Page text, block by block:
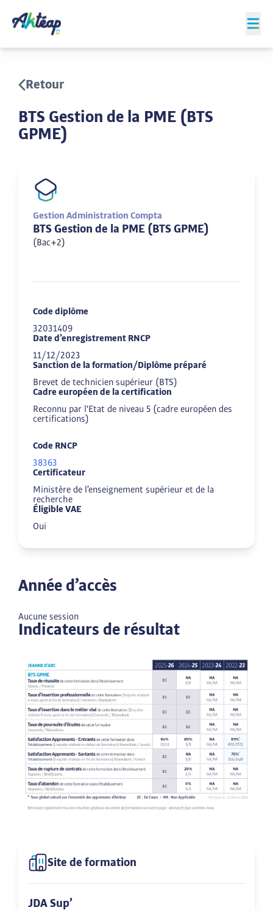
Retour
BTS Gestion de la PME (BTS
GPME)
Gestion Administration Compta
BTS Gestion de la PME (BTS GPME)
(Bac+2)
Code diplôme
32031409
Date d’enregistrement RNCP
11/12/2023
Sanction de la formation/Diplôme préparé
Brevet de technicien supérieur (BTS)
Cadre européen de la certification
Reconnu par l'Etat de niveau 5 (cadre européen des
certifications)
Code RNCP
38363
Certificateur
Ministère de l’enseignement supérieur et de la
recherche
Éligible VAE
Oui
Année d’accès
Aucune session
Indicateurs de résultat
Site de formation
JDA Sup’